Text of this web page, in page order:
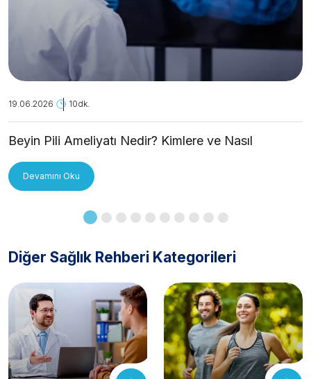
19.06.2026 10dk.
Beyin Pili Ameliyatı Nedir? Kimlere ve Nasıl
Devamını Oku
Diğer Sağlık Rehberi Kategorileri